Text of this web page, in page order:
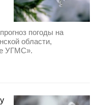
погоды на
области,
УГМС».